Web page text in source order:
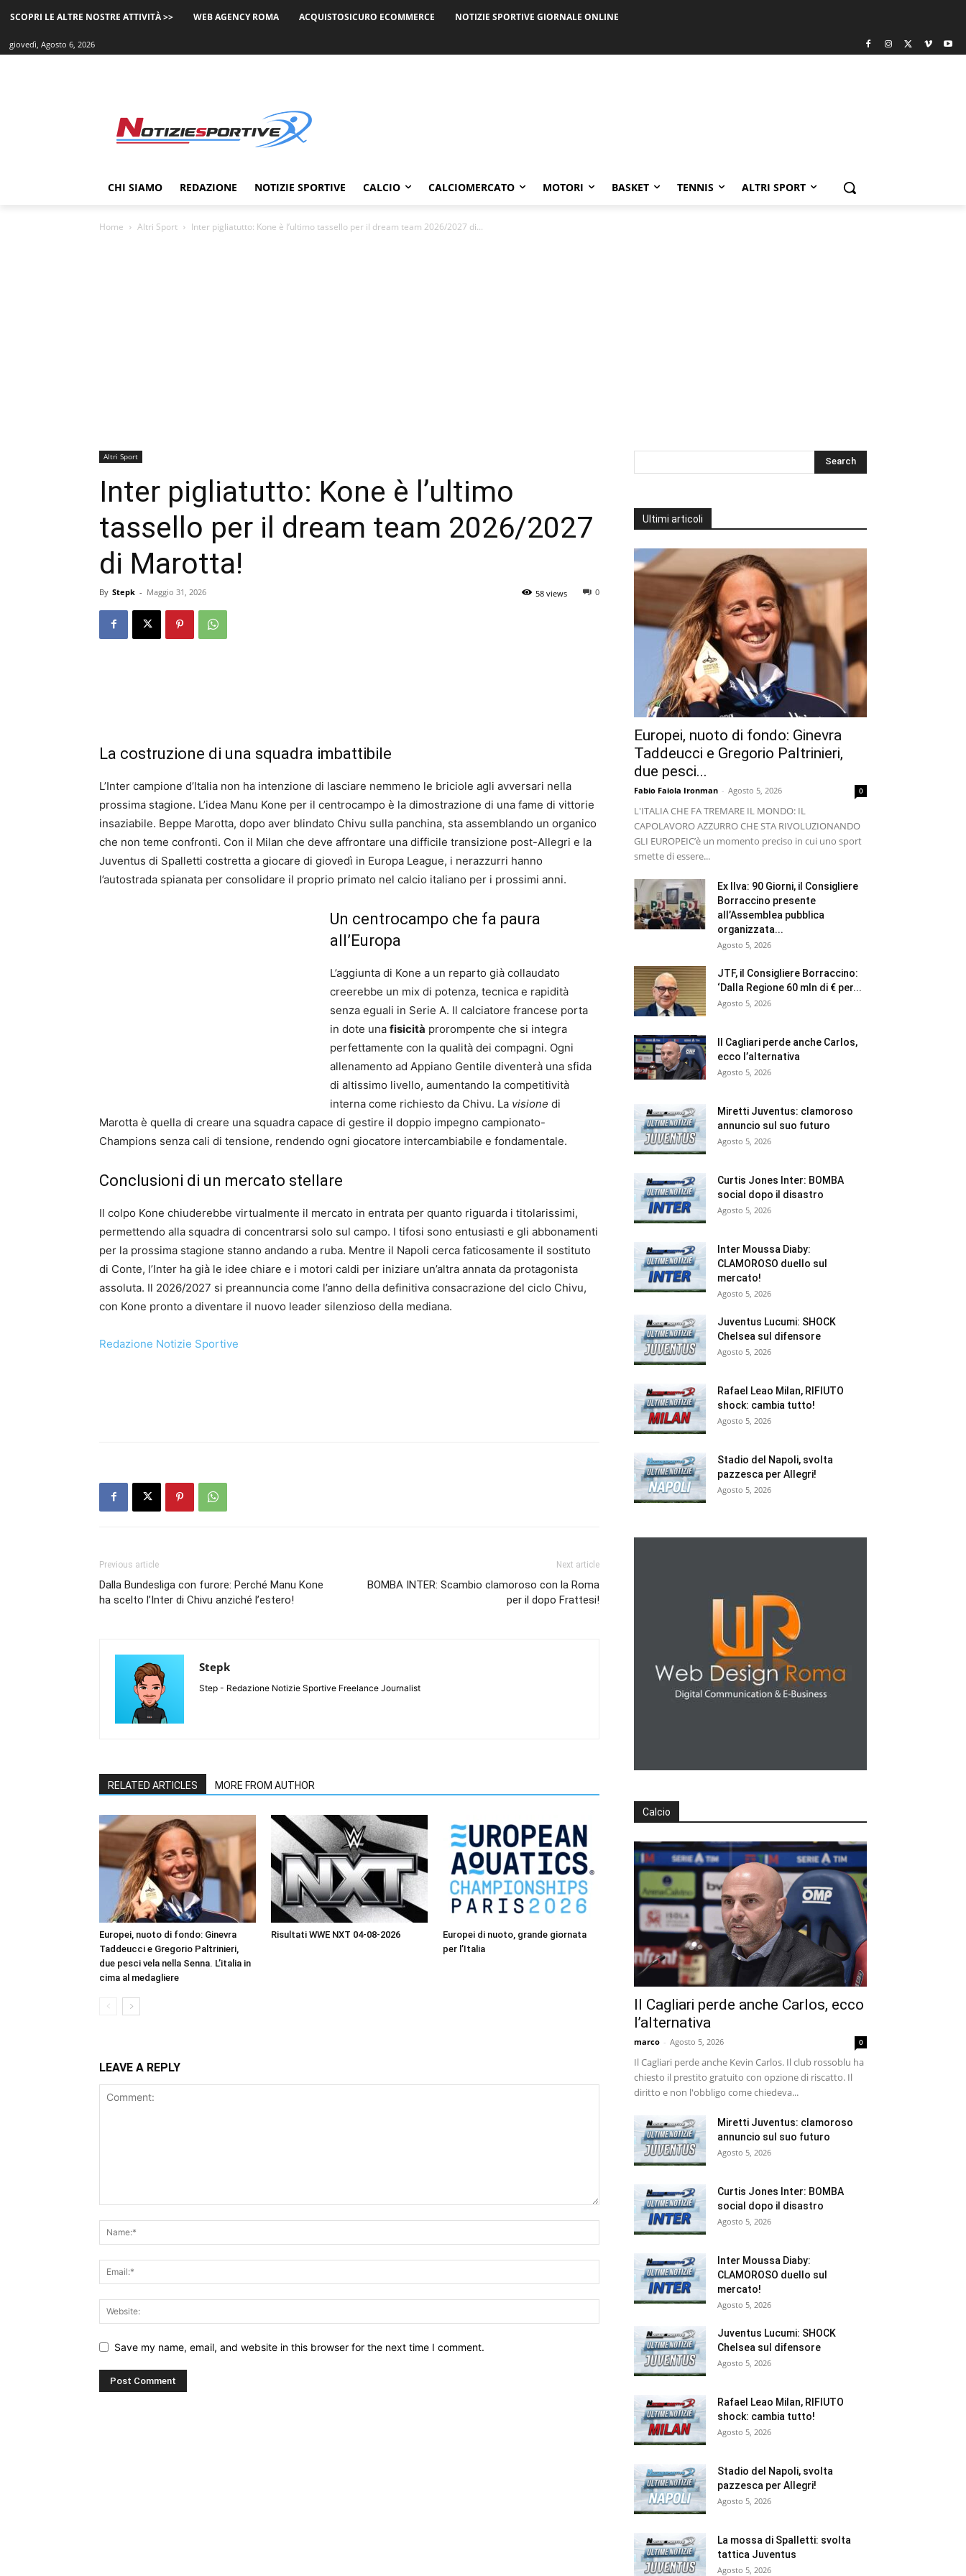
SCOPRI LE ALTRE NOSTRE ATTIVITÀ >> WEB AGENCY ROMA ACQUISTOSICURO ECOMMERCE NOTIZIE SPORTIVE GIORNALE ONLINE
giovedì, Agosto 6, 2026
CHI SIAMO REDAZIONE NOTIZIE SPORTIVE CALCIO CALCIOMERCATO MOTORI BASKET TENNIS ALTRI SPORT
Home Altri Sport Inter pigliatutto: Kone è l’ultimo tassello per il dream team 2026/2027 di...
Altri Sport
Inter pigliatutto: Kone è l’ultimo
tassello per il dream team 2026/2027
di Marotta!
By Stepk - Maggio 31, 2026 0
58 views
La costruzione di una squadra imbattibile
L’Inter campione d’Italia non ha intenzione di lasciare nemmeno le briciole agli avversari nella
prossima stagione. L’idea Manu Kone per il centrocampo è la dimostrazione di una fame di vittorie
insaziabile. Beppe Marotta, dopo aver blindato Chivu sulla panchina, sta assemblando un organico
che non teme confronti. Con il Milan che deve affrontare una difficile transizione post-Allegri e la
Juventus di Spalletti costretta a giocare di giovedì in Europa League, i nerazzurri hanno
l’autostrada spianata per consolidare il proprio primato nel calcio italiano per i prossimi anni.
Un centrocampo che fa paura
all’Europa
L’aggiunta di Kone a un reparto già collaudato
creerebbe un mix di potenza, tecnica e rapidità
senza eguali in Serie A. Il calciatore francese porta
in dote una fisicità prorompente che si integra
perfettamente con la qualità dei compagni. Ogni
allenamento ad Appiano Gentile diventerà una sfida
di altissimo livello, aumentando la competitività
interna come richiesto da Chivu. La visione di
Marotta è quella di creare una squadra capace di gestire il doppio impegno campionato-
Champions senza cali di tensione, rendendo ogni giocatore intercambiabile e fondamentale.
Conclusioni di un mercato stellare
Il colpo Kone chiuderebbe virtualmente il mercato in entrata per quanto riguarda i titolarissimi,
permettendo alla squadra di concentrarsi solo sul campo. I tifosi sono entusiasti e gli abbonamenti
per la prossima stagione stanno andando a ruba. Mentre il Napoli cerca faticosamente il sostituto
di Conte, l’Inter ha già le idee chiare e i motori caldi per iniziare un’altra annata da protagonista
assoluta. Il 2026/2027 si preannuncia come l’anno della definitiva consacrazione del ciclo Chivu,
con Kone pronto a diventare il nuovo leader silenzioso della mediana.
Redazione Notizie Sportive
Previous article
Dalla Bundesliga con furore: Perché Manu Kone
ha scelto l’Inter di Chivu anziché l’estero!
Next article
BOMBA INTER: Scambio clamoroso con la Roma
per il dopo Frattesi!
Stepk
Step - Redazione Notizie Sportive Freelance Journalist
RELATED ARTICLES MORE FROM AUTHOR
Europei, nuoto di fondo: Ginevra
Taddeucci e Gregorio Paltrinieri,
due pesci vela nella Senna. L’italia in
cima al medagliere
Risultati WWE NXT 04-08-2026
Europei di nuoto, grande giornata
per l’Italia
LEAVE A REPLY
Save my name, email, and website in this browser for the next time I comment.
Ultimi articoli
Europei, nuoto di fondo: Ginevra
Taddeucci e Gregorio Paltrinieri,
due pesci...
Fabio Faiola Ironman - Agosto 5, 2026 0
L'ITALIA CHE FA TREMARE IL MONDO: IL
CAPOLAVORO AZZURRO CHE STA RIVOLUZIONANDO
GLI EUROPEI ​C’è un momento preciso in cui uno sport
smette di essere...
Ex Ilva: 90 Giorni, il Consigliere
Borraccino presente
all’Assemblea pubblica
organizzata...
Agosto 5, 2026
JTF, il Consigliere Borraccino:
‘Dalla Regione 60 mln di € per...
Agosto 5, 2026
Il Cagliari perde anche Carlos,
ecco l’alternativa
Agosto 5, 2026
Miretti Juventus: clamoroso
annuncio sul suo futuro
Agosto 5, 2026
Curtis Jones Inter: BOMBA
social dopo il disastro
Agosto 5, 2026
Inter Moussa Diaby:
CLAMOROSO duello sul
mercato!
Agosto 5, 2026
Juventus Lucumi: SHOCK
Chelsea sul difensore
Agosto 5, 2026
Rafael Leao Milan, RIFIUTO
shock: cambia tutto!
Agosto 5, 2026
Stadio del Napoli, svolta
pazzesca per Allegri!
Agosto 5, 2026
Calcio
Il Cagliari perde anche Carlos, ecco
l’alternativa
marco - Agosto 5, 2026 0
Il Cagliari perde anche Kevin Carlos. Il club rossoblu ha
chiesto il prestito gratuito con opzione di riscatto. Il
diritto e non l'obbligo come chiedeva...
Miretti Juventus: clamoroso
annuncio sul suo futuro
Agosto 5, 2026
Curtis Jones Inter: BOMBA
social dopo il disastro
Agosto 5, 2026
Inter Moussa Diaby:
CLAMOROSO duello sul
mercato!
Agosto 5, 2026
Juventus Lucumi: SHOCK
Chelsea sul difensore
Agosto 5, 2026
Rafael Leao Milan, RIFIUTO
shock: cambia tutto!
Agosto 5, 2026
Stadio del Napoli, svolta
pazzesca per Allegri!
Agosto 5, 2026
La mossa di Spalletti: svolta
tattica Juventus
Agosto 5, 2026